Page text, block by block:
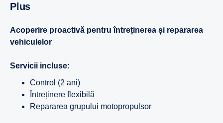
Plus
Acoperire proactivă pentru întreținerea și repararea
vehiculelor
Servicii incluse:
Control (2 ani)
Întreținere flexibilă
Repararea grupului motopropulsor